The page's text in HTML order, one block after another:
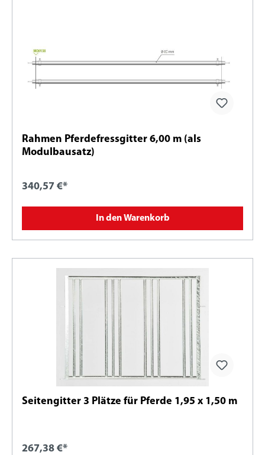
Rahmen Pferdefressgitter 6,00 m (als
Modulbausatz)
340,57 €*
In den Warenkorb
Seitengitter 3 Plätze für Pferde 1,95 x 1,50 m
267,38 €*